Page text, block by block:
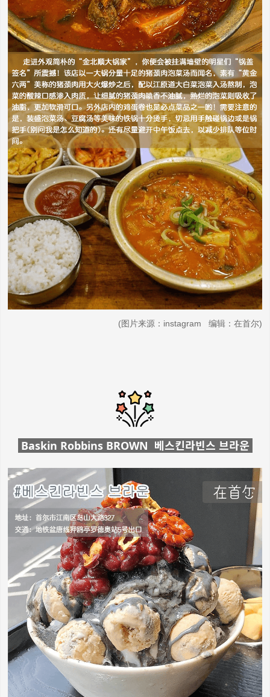
(图片来源：instagram 编辑：在首尔)
Baskin Robbins BROWN 베스킨라빈스 브라운